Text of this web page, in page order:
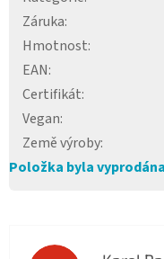
Záruka:
Hmotnost:
EAN:
Certifikát:
Vegan:
Země výroby:
Položka byla